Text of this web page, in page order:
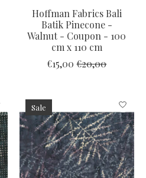
Hoffman Fabrics Bali
Batik Pinecone -
Walnut - Coupon - 100
cm x 110 cm
€15,00 €20,00
Sale